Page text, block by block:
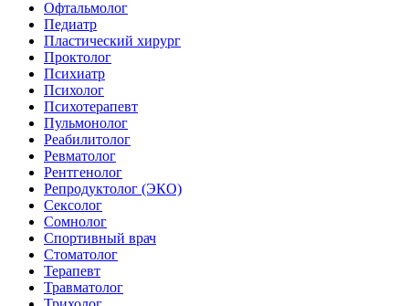
Офтальмолог
Педиатр
Пластический хирург
Проктолог
Психиатр
Психолог
Психотерапевт
Пульмонолог
Реабилитолог
Ревматолог
Рентгенолог
Репродуктолог (ЭКО)
Сексолог
Сомнолог
Спортивный врач
Стоматолог
Терапевт
Травматолог